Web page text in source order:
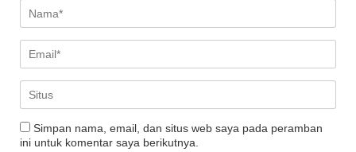
Simpan nama, email, dan situs web saya pada peramban
ini untuk komentar saya berikutnya.